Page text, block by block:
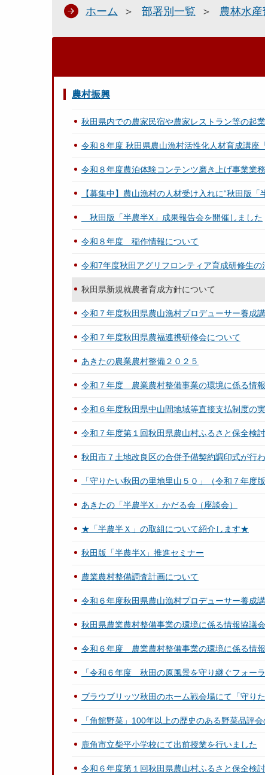
ホーム 部署別一覧 農林水産
農村振興
秋田県内での農家民宿や農家レストラン等の起
令和８年度 秋田県農山漁村活性化人材育成講座
令和８年度農泊体験コンテンツ磨き上げ事業業
【募集中】農山漁村の人材受け入れに“秋田版
秋田版「半農半X」成果報告会を開催しました
令和８年度 稲作情報について
令和7年度秋田アグリフロンティア育成研修生の
秋田県新規就農者育成方針について
令和７年度秋田県農山漁村プロデューサー養成
令和７年度秋田県農福連携研修会について
あきたの農業農村整備２０２５
令和７年度 農業農村整備事業の環境に係る情
令和６年度秋田県中山間地域等直接支払制度の
令和７年度第１回秋田県農山村ふるさと保全検
秋田市７土地改良区の合併予備契約調印式が行わ
「守りたい秋田の里地里山５０」（令和７年度
あきたの「半農半X」かだる会（座談会）
★「半農半Ｘ」の取組について紹介します★
秋田版「半農半X」推進セミナー
農業農村整備調査計画について
令和６年度秋田県農山漁村プロデューサー養成
秋田県農業農村整備事業の環境に係る情報協議
令和６年度 農業農村整備事業の環境に係る情
「令和６年度 秋田の原風景を守り継ぐフォー
ブラウブリッツ秋田のホーム戦会場にて「守り
「角館野菜」100年以上の歴史のある野菜品評
鹿角市立柴平小学校にて出前授業を行いました
令和６年度第１回秋田県農山村ふるさと保全検